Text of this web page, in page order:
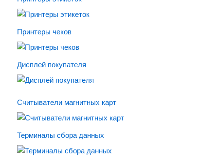
Принтеры чеков
Дисплей покупателя
Считыватели магнитных карт
Терминалы сбора данных